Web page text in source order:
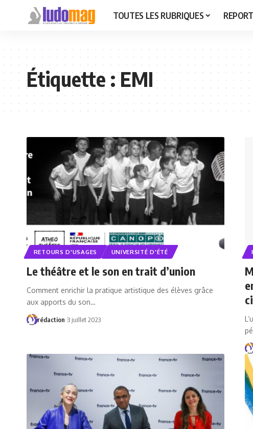
TOUTES LES RUBRIQUES
Étiquette :EMI
RETOURS D'USAGES UNIVERSITÉ D'ÉTÉ
Le théâtre et le son en trait d’union
Comment enrichir la pratique artistique des élèves grâce
aux apports du son…
rédaction 3 juillet 2023